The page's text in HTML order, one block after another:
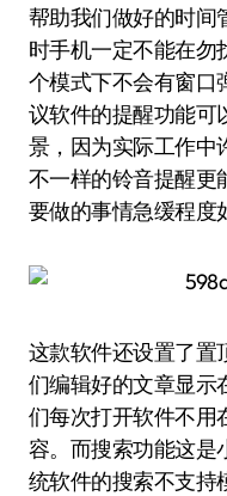
帮助我们做好的时间
时手机一定不能在勿
个模式下不会有窗口
议软件的提醒功能可
景，因为实际工作中
不一样的铃音提醒更
要做的事情急缓程度
这款软件还设置了置
们编辑好的文章显示
们每次打开软件不用
容。而搜索功能这是
统软件的搜索不支持